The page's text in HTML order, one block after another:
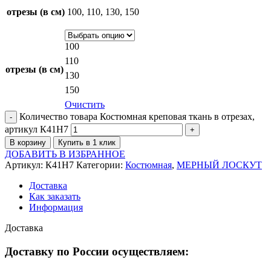
отрезы (в см) 100, 110, 130, 150
отрезы (в см)
100
110
130
150
Очистить
Количество товара Костюмная креповая ткань в отрезах,
артикул К41Н7
В корзину Купить в 1 клик
ДОБАВИТЬ В ИЗБРАННОЕ
Артикул: К41Н7 Категории: Костюмная, МЕРНЫЙ ЛОСКУТ
Доставка
Как заказать
Информация
Доставка
Доставку по России осуществляем: